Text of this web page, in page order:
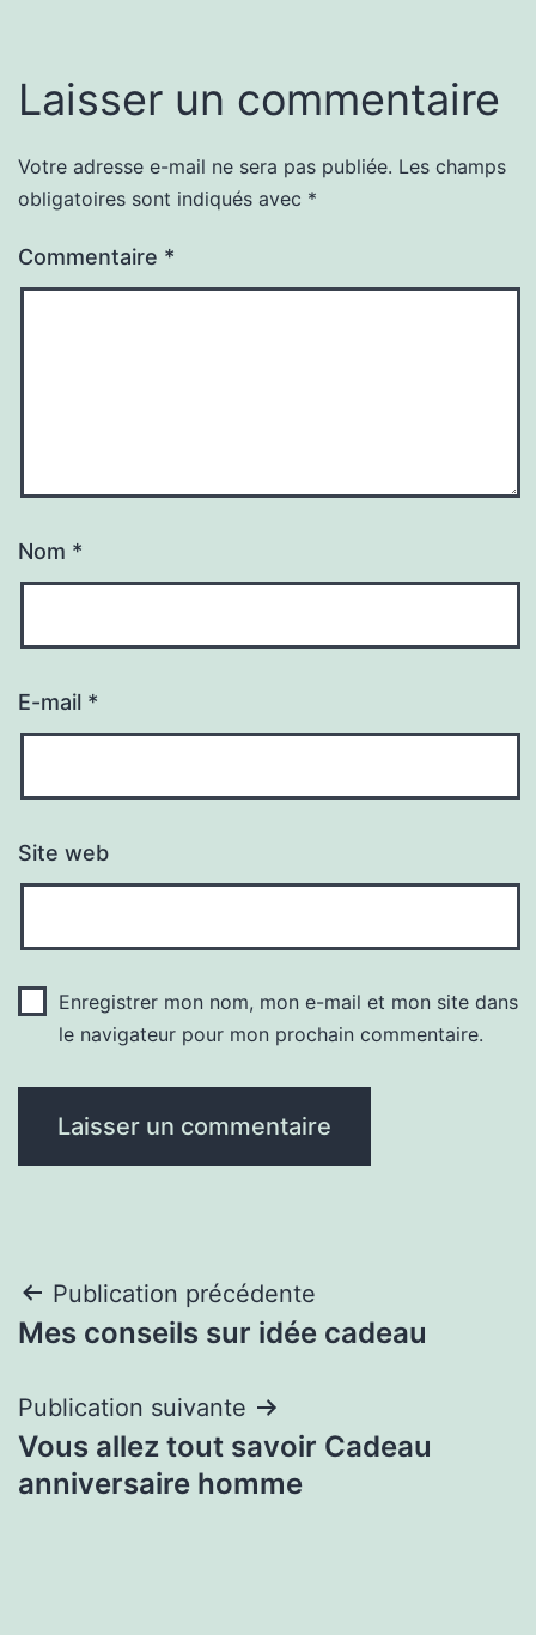
Laisser un commentaire
Votre adresse e-mail ne sera pas publiée. Les champs
obligatoires sont indiqués avec *
Commentaire *
Nom *
E-mail *
Site web
Enregistrer mon nom, mon e-mail et mon site dans
le navigateur pour mon prochain commentaire.
Navigation
de
l’article
Publication précédente
Mes conseils sur idée cadeau
Publication suivante
Vous allez tout savoir Cadeau
anniversaire homme